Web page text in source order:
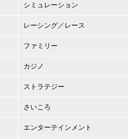
シミュレーション
レーシング／レース
ファミリー
カジノ
ストラテジー
さいころ
エンターテインメント